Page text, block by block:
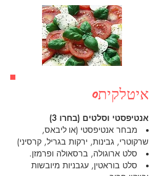
איטלקית0
אנטיפסטי וסלטים (בחרו 3)
מבחר אנטיפסטי (או ליבאס,
שרקוטרי, גבינות, ירקות בגריל, קרסיני)
סלט ארוגולה, ברסאולה ופרמזן.
סלט בוראטין, עגבניות מיובשות